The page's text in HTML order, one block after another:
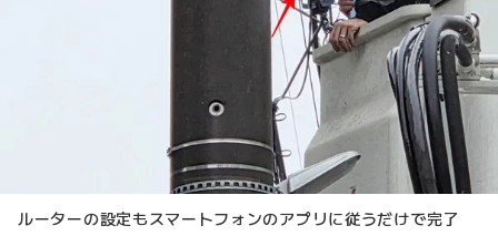
ルーターの設定もスマートフォンのアプリに従うだけで完了